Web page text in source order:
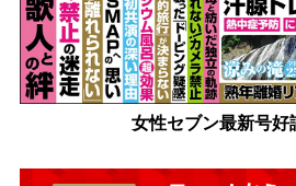
女性セブン最新号好